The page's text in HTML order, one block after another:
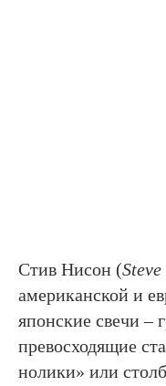
Стив Нисон (
американской и
японские свечи –
превосходящие
нолики» или